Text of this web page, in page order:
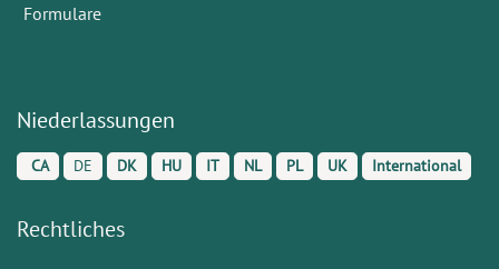
Formulare
Niederlassungen
CA DE DK HU IT NL PL UK International
Rechtliches